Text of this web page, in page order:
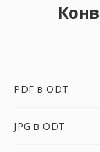
PDF в ODT
JPG в ODT